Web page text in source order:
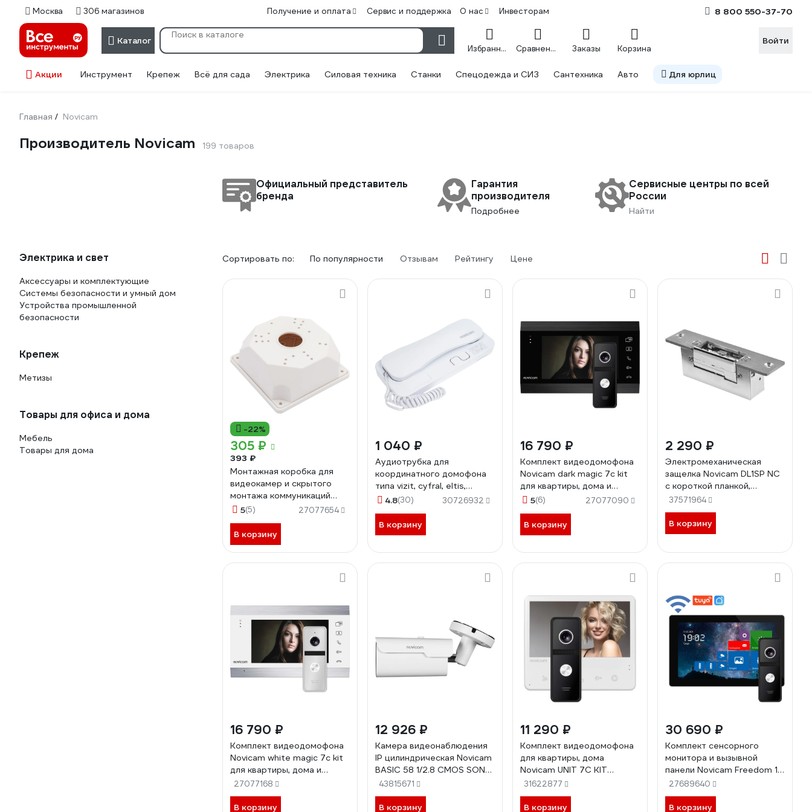
Москва 306 магазинов Получение и оплата Сервис и поддержка О нас Инвесторам 8 800 550-37-70
Каталог
Избранное Сравнение Заказы Корзина
Войти
Акции Инструмент Крепеж Всё для сада Электрика Силовая техника Станки Спецодежда и СИЗ Сантехника Авто Для юрлиц
Главная / Novicam
Производитель Novicam 199 товаров
Официальный представитель
бренда
Гарантия
производителя
Подробнее
Сервисные центры по всей
России
Найти
Электрика и свет
Аксессуары и комплектующие
Системы безопасности и умный дом
Устройства промышленной
безопасности
Крепеж
Метизы
Товары для офиса и дома
Мебель
Товары для дома
Сортировать по: По популярности Отзывам Рейтингу Цене
-22%
305 ₽
393 ₽
Монтажная коробка для
видеокамер и скрытого
монтажа коммуникаций
Novicam Box 01 4400
5(5) 27077654
В корзину
1 040 ₽
Аудиотрубка для
координатного домофона
типа vizit, cyfral, eltis,
метаком, beward Novicam с
звука voice c white 4474
4.8(30) 30726932
В корзину
16 790 ₽
Комплект видеодомофона
Novicam dark magic 7c kit
для квартиры, дома и
офиса 4222
5(6) 27077090
В корзину
2 290 ₽
Электромеханическая
защелка Novicam DL1SP NC
с короткой планкой,
нормально-закрыта,
механическая
разблокировка, для любых
типов дверей 4510
37571964
В корзину
16 790 ₽
Комплект видеодомофона
Novicam white magic 7c kit
для квартиры, дома и
офиса 4221
27077168
В корзину
12 926 ₽
Камера видеонаблюдения
IP цилиндрическая Novicam
BASIC 58 1/2.8 CMOS SONY
IMX 335, 5 Мп 25 к/с,
моторизованный 2.7-13.5
мм, IP67, ИК 50 м, PoE
43815671
В корзину
11 290 ₽
Комплект видеодомофона
для квартиры, дома
Novicam UNIT 7C KIT
работа с подъездным
домофоном Vizit, Cyfral,
Eltis без дополнительного
31622877
В корзину
30 690 ₽
Комплект сенсорного
монитора и вызывной
панели Novicam Freedom 10
night fhd wifi kit 4230
27689640
В корзину